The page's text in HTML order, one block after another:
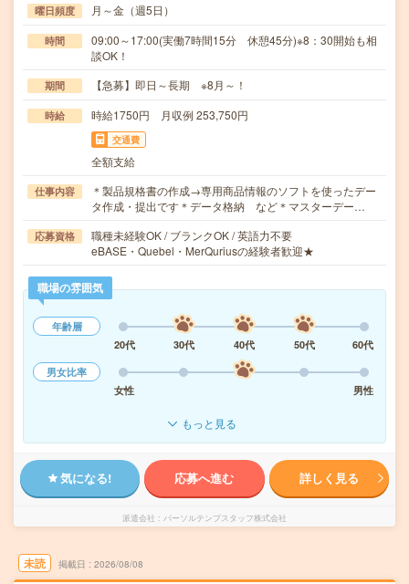
曜日頻度 月～金（週5日）
時間
09:00～17:00(実働7時間15分 休憩45分)※8：30開始も相
談OK！
期間 【急募】即日～長期 ※8月～！
時給 時給1750円 月収例 253,750円
交通費
全額支給
仕事内容
＊製品規格書の作成→専用商品情報のソフトを使ったデー
タ作成・提出です＊データ格納 など＊マスターデー…
応募資格
職種未経験OK / ブランクOK / 英語力不要
eBASE・Quebel・MerQuriusの経験者歓迎★
職場の雰囲気
年齢層
20代
30代 40代 50代
60代
男女比率
女性
男性
もっと見る
気になる! 応募へ進む 詳しく見る
派遣会社 パーソルテンプスタッフ株式会社
未読 掲載日 2026/08/08